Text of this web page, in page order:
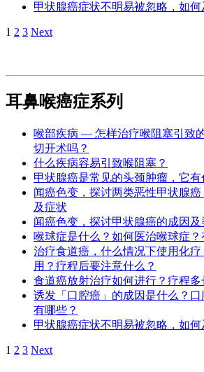
甲状腺癌症状不明易被忽略，如何
Navigation
1 2 3 Next
耳鼻喉癌症系列
喉部疾病 — 怎样治疗喉阻塞引致
切开术吗？
什么疾病容易引致喉阻塞？
甲状腺癌是常见的头颈肿瘤，它有
闻癌色变，探讨两类恶性甲状腺
及症状
闻癌色变，探讨甲状腺癌的成因及
喉球症是什么？如何医治喉球症？
治疗食道癌，什么情况下使用化
用？疗程后要注意什么？
食道癌放射治疗如何进行？疗程多
诱发「口腔癌」的成因是什么？
有哪些？
甲状腺癌症状不明易被忽略，如何
Navigation
1 2 3 Next